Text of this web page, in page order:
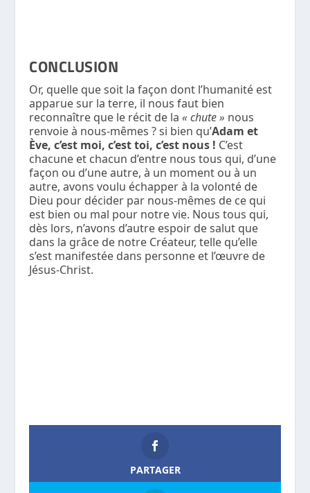
CONCLUSION
Or, quelle que soit la façon dont l’humanité est
apparue sur la terre, il nous faut bien
reconnaître que le récit de la« chute » nous
renvoie à nous-mêmes ? si bien qu’Adam et
Ève, c’est moi, c’est toi, c’est nous ! C’est
chacune et chacun d’entre nous tous qui, d’une
façon ou d’une autre, à un moment ou à un
autre, avons voulu échapper à la volonté de
Dieu pour décider par nous-mêmes de ce qui
est bien ou mal pour notre vie. Nous tous qui,
dès lors, n’avons d’autre espoir de salut que
dans la grâce de notre Créateur, telle qu’elle
s’est manifestée dans personne et l’œuvre de
Jésus-Christ.
PARTAGER